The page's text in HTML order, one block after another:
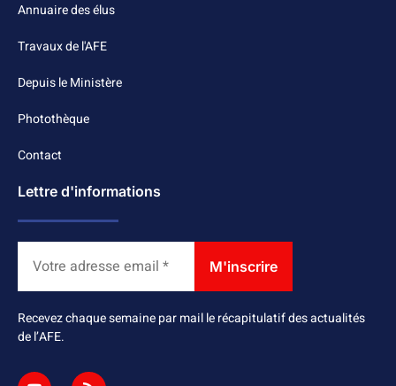
Annuaire des élus
Travaux de l'AFE
Depuis le Ministère
Photothèque
Contact
Lettre d'informations
Recevez chaque semaine par mail le récapitulatif des actualités
de l’AFE.